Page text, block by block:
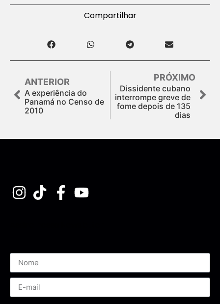
Compartilhar
ANTERIOR
A experiência do
Panamá no Censo de
2010
PRÓXIMO
Dissidente cubano
interrompe greve de
fome depois de 135
dias